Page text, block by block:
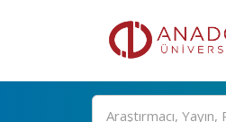
Ara